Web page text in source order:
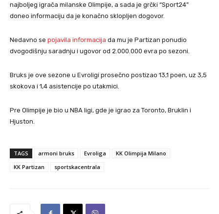
najboljeg igrača milanske Olimpije, a sada je grčki “Sport24”
doneo informaciju da je konačno sklopljen dogovor.
Nedavno se pojavila informacija da mu je Partizan ponudio
dvogodišnju saradnju i ugovor od 2.000.000 evra po sezoni.
Bruks je ove sezone u Evroligi prosečno postizao 13,1 poen, uz 3,5
skokova i 1,4 asistencije po utakmici.
Pre Olimpije je bio u NBA ligi, gde je igrao za Toronto, Bruklin i
Hjuston.
TAGS armoni bruks Evroliga
KK Olimpija Milano
KK Partizan
sportskacentrala